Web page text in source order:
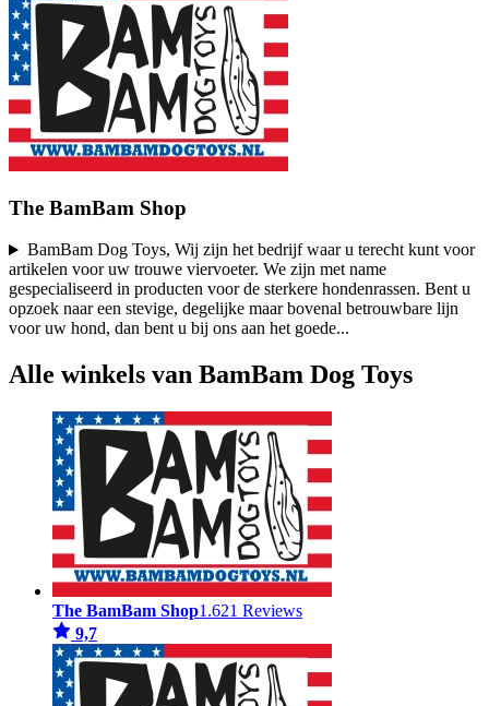
The BamBam Shop
BamBam Dog Toys, Wij zijn het bedrijf waar u terecht kunt voor
artikelen voor uw trouwe viervoeter. We zijn met name
gespecialiseerd in producten voor de sterkere hondenrassen. Bent u
opzoek naar een stevige, degelijke maar bovenal betrouwbare lijn
voor uw hond, dan bent u bij ons aan het goede...
Alle winkels van BamBam Dog Toys
The BamBam Shop1.621 Reviews
9,7